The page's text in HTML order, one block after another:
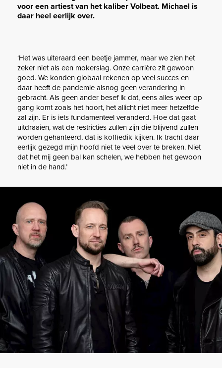
voor een artiest van het kaliber Volbeat. Michael is
daar heel eerlijk over.
‘Het was uiteraard een beetje jammer, maar we zien het
zeker niet als een mokerslag. Onze carrière zit gewoon
goed. We konden globaal rekenen op veel succes en
daar heeft de pandemie alsnog geen verandering in
gebracht. Als geen ander besef ik dat, eens alles weer op
gang komt zoals het hoort, het allicht niet meer hetzelfde
zal zijn. Er is iets fundamenteel veranderd. Hoe dat gaat
uitdraaien, wat de restricties zullen zijn die blijvend zullen
worden gehanteerd, dat is koffiedik kijken. Ik tracht daar
eerlijk gezegd mijn hoofd niet te veel over te breken. Niet
dat het mij geen bal kan schelen, we hebben het gewoon
niet in de hand.’